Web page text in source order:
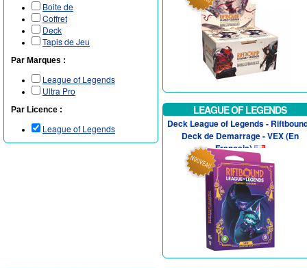
Boite de
Coffret
Deck
Tapis de Jeu
Par Marques :
League of Legends
Ultra Pro
Par Licence :
League of Legends
LEAGUE OF LEGENDS
Deck League of Legends -
Deck de Demarrage - VEX (En
Francais)